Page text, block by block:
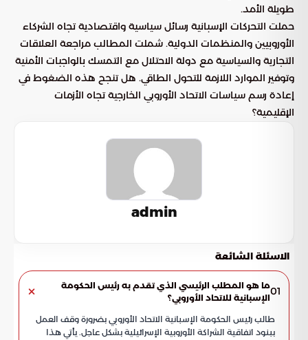
طويلة الأمد.
حملت التحركات الإسبانية رسائل سياسية واقتصادية تجاه الشركاء
الأوروبيين والمنظمات الدولية. شملت المطالب مراجعة العلاقات
التجارية والسياسية مع دولة الاحتلال مع التمسك بالواجبات الأمنية
وتوفير الموارد اللازمة للتحول الطاقي. هل تنجح هذه الضغوط في
إعادة رسم سياسات الاتحاد الأوروبي الخارجية تجاه الأزمات
الإقليمية؟
admin
الاسئلة الشائعة
01ما هو المطلب الرئيسي الذي تقدم به رئيس الحكومة
الإسبانية للاتحاد الأوروبي؟
طالب رئيس الحكومة الإسبانية الاتحاد الأوروبي بضرورة وقف العمل
ببنود اتفاقية الشراكة الأوروبية الإسرائيلية بشكل عاجل. يأتي هذا